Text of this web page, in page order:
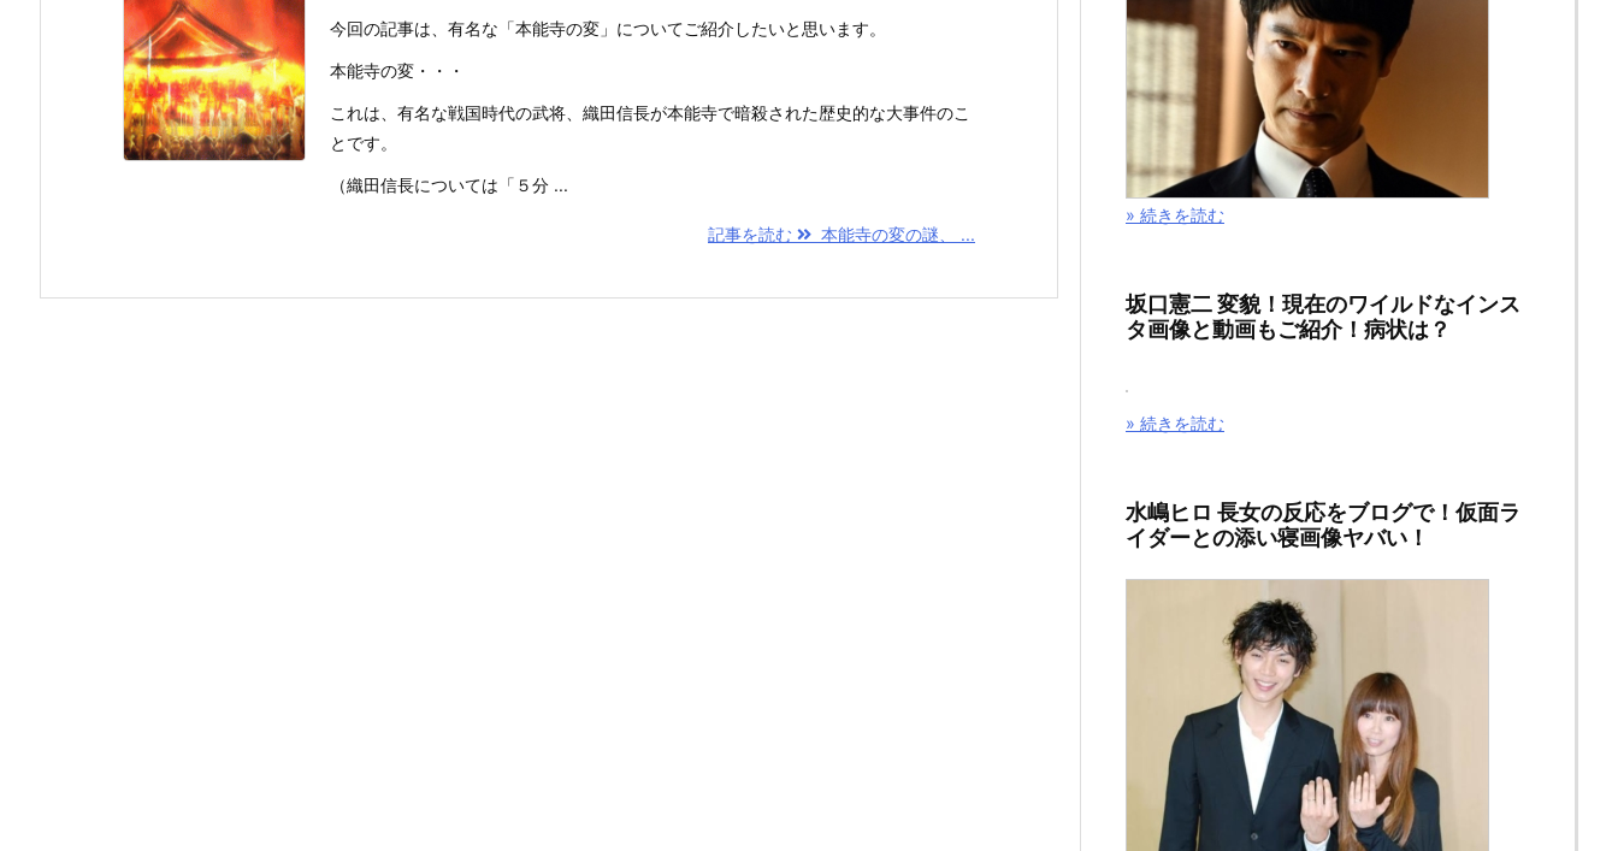
今回の記事は、有名な「本能寺の変」についてご紹介したいと思います。
本能寺の変・・・
これは、有名な戦国時代の武将、織田信長が本能寺で暗殺された歴史的な大事件のこ
とです。
（織田信長については「５分 ...
記事を読む 本能寺の変の謎、 ...
» 続きを読む
坂口憲二 変貌！現在のワイルドなインス
タ画像と動画もご紹介！病状は？
» 続きを読む
水嶋ヒロ 長女の反応をブログで！仮面ラ
イダーとの添い寝画像ヤバい！